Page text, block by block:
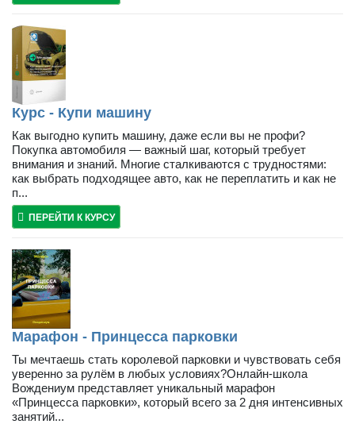
Курс - Купи машину
Как выгодно купить машину, даже если вы не профи?
Покупка автомобиля — важный шаг, который требует
внимания и знаний. Многие сталкиваются с трудностями:
как выбрать подходящее авто, как не переплатить и как не
п...
ПЕРЕЙТИ К КУРСУ
Марафон - Принцесса парковки
Ты мечтаешь стать королевой парковки и чувствовать себя
уверенно за рулём в любых условиях?Онлайн-школа
Вождениум представляет уникальный марафон
«Принцесса парковки», который всего за 2 дня интенсивных
занятий...